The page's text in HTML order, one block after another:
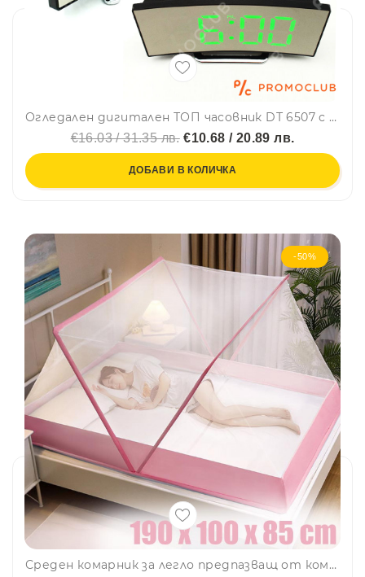
Огледален дигитален ТОП часовник DТ 6507 с аларма ,термометър и много екстри
€16.03 / 31.35 лв.€10.68 / 20.89 лв.
ДОБАВИ В КОЛИЧКА
-50%
Среден комарник за легло предпазващ от комари, буболечки, паяци и др. - 190 х 100 х 85cm